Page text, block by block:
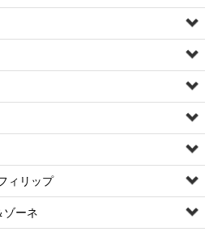
ィリップ
ゾーネ